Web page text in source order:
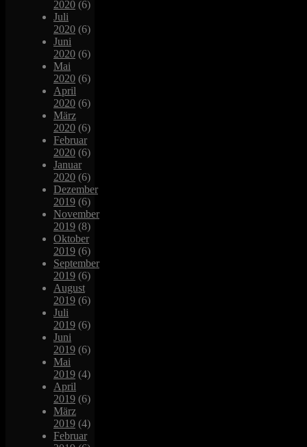
2020 (6)
Juli
2020 (6)
Juni
2020 (6)
Mai
2020 (6)
April
2020 (6)
März
2020 (6)
Februar
2020 (6)
Januar
2020 (6)
Dezember
2019 (6)
November
2019 (8)
Oktober
2019 (6)
September
2019 (6)
August
2019 (6)
Juli
2019 (6)
Juni
2019 (6)
Mai
2019 (4)
April
2019 (6)
März
2019 (4)
Februar